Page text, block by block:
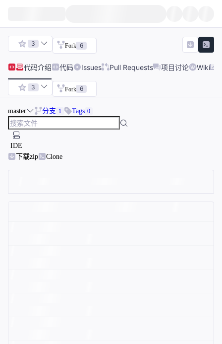
3 Fork 6
代码介绍 代码 Issues Pull Requests 项目讨论 Wiki
3 Fork 6
master 分支 1 Tags 0
IDE
下载zip
Clone